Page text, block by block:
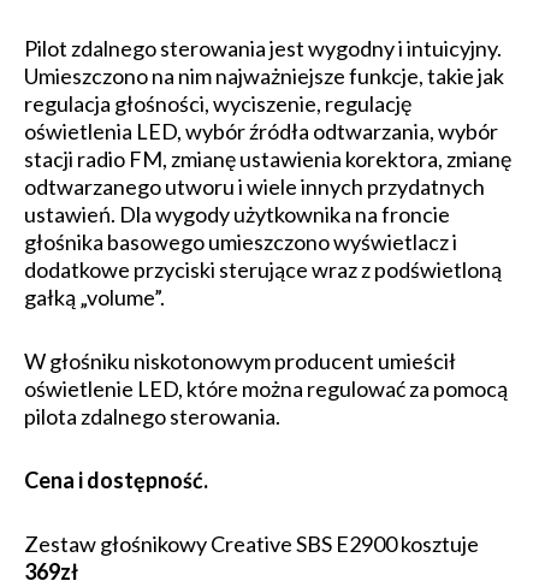
Pilot zdalnego sterowania jest wygodny i intuicyjny.
Umieszczono na nim najważniejsze funkcje, takie jak
regulacja głośności, wyciszenie, regulację
oświetlenia LED, wybór źródła odtwarzania, wybór
stacji radio FM, zmianę ustawienia korektora, zmianę
odtwarzanego utworu i wiele innych przydatnych
ustawień. Dla wygody użytkownika na froncie
głośnika basowego umieszczono wyświetlacz i
dodatkowe przyciski sterujące wraz z podświetloną
gałką „volume”.
W głośniku niskotonowym producent umieścił
oświetlenie LED, które można regulować za pomocą
pilota zdalnego sterowania.
Cena i dostępność.
Zestaw głośnikowy Creative SBS E2900 kosztuje
369zł